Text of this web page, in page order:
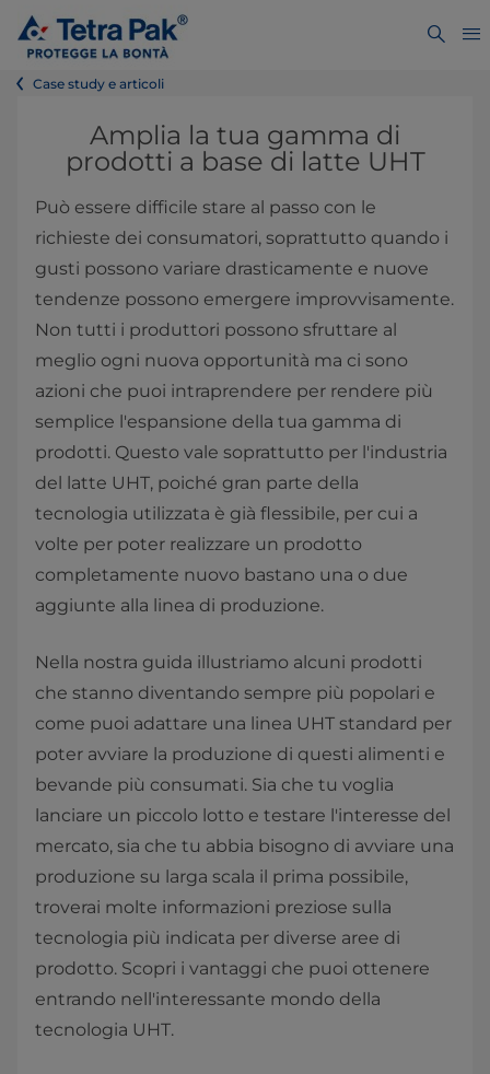
Case study e articoli
Amplia la tua gamma di
prodotti a base di latte UHT
Può essere difficile stare al passo con le
richieste dei consumatori, soprattutto quando i
gusti possono variare drasticamente e nuove
tendenze possono emergere improvvisamente.
Non tutti i produttori possono sfruttare al
meglio ogni nuova opportunità ma ci sono
azioni che puoi intraprendere per rendere più
semplice l'espansione della tua gamma di
prodotti. Questo vale soprattutto per l'industria
del latte UHT, poiché gran parte della
tecnologia utilizzata è già flessibile, per cui a
volte per poter realizzare un prodotto
completamente nuovo bastano una o due
aggiunte alla linea di produzione.
Nella nostra guida illustriamo alcuni prodotti
che stanno diventando sempre più popolari e
come puoi adattare una linea UHT standard per
poter avviare la produzione di questi alimenti e
bevande più consumati. Sia che tu voglia
lanciare un piccolo lotto e testare l'interesse del
mercato, sia che tu abbia bisogno di avviare una
produzione su larga scala il prima possibile,
troverai molte informazioni preziose sulla
tecnologia più indicata per diverse aree di
prodotto. Scopri i vantaggi che puoi ottenere
entrando nell'interessante mondo della
tecnologia UHT.